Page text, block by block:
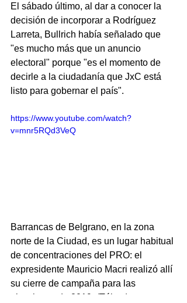
El sábado último, al dar a conocer la
decisión de incorporar a Rodríguez
Larreta, Bullrich había señalado que
"es mucho más que un anuncio
electoral" porque "es el momento de
decirle a la ciudadanía que JxC está
listo para gobernar el país".
https://www.youtube.com/watch?
v=mnr5RQd3VeQ
Barrancas de Belgrano, en la zona
norte de la Ciudad, es un lugar habitual
de concentraciones del PRO: el
expresidente Mauricio Macri realizó allí
su cierre de campaña para las
elecciones de 2019. (Télam)